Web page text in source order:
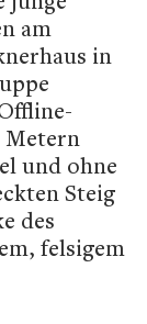
am
in
Metern
und ohne
Steig
des
felsigem